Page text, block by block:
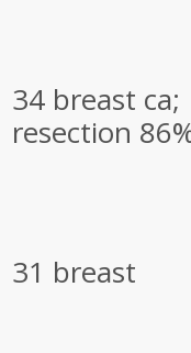
34 breast ca;
resection
31 breast